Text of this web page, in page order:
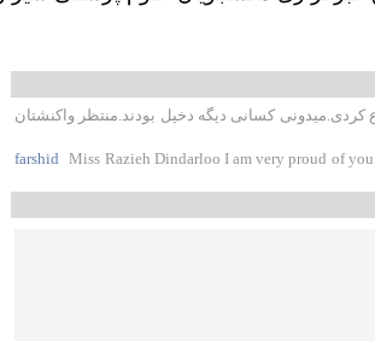
کردی.میدونی کسانی دیگه دخیل بودند.منتظر واکنشتان
farshid
Miss Razieh Dindarloo I am very proud of